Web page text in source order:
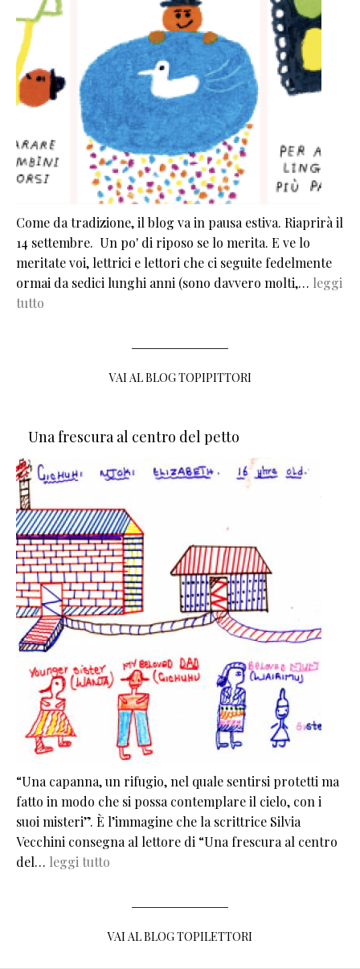
Come da tradizione, il blog va in pausa estiva. Riaprirà il
14 settembre. Un po' di riposo se lo merita. E ve lo
meritate voi, lettrici e lettori che ci seguite fedelmente
ormai da sedici lunghi anni (sono davvero molti,… leggi
tutto
VAI AL BLOG TOPIPITTORI
Una frescura al centro del petto
“Una capanna, un rifugio, nel quale sentirsi protetti ma
fatto in modo che si possa contemplare il cielo, con i
suoi misteri”. È l’immagine che la scrittrice Silvia
Vecchini consegna al lettore di “Una frescura al centro
del… leggi tutto
VAI AL BLOG TOPILETTORI